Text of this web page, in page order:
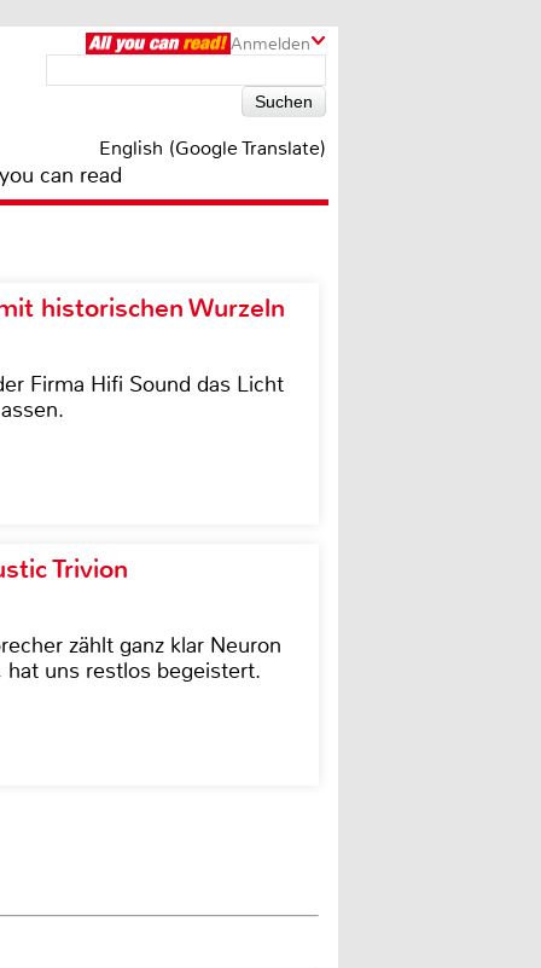
Anmelden
English (Google Translate)
can read
historischen Wurzeln
Firma Hifi Sound das Licht
Trivion
zählt ganz klar Neuron
uns restlos begeistert.